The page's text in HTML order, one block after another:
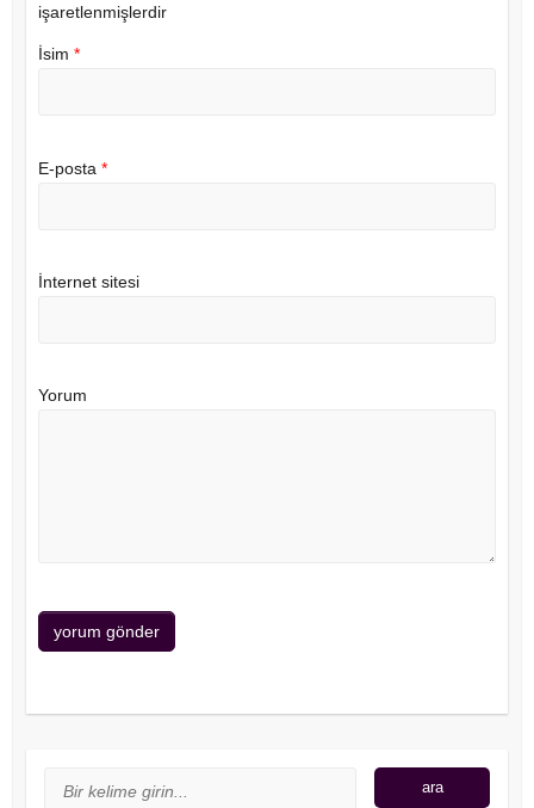
işaretlenmişlerdir
İsim *
E-posta *
İnternet sitesi
Yorum
Arama ara